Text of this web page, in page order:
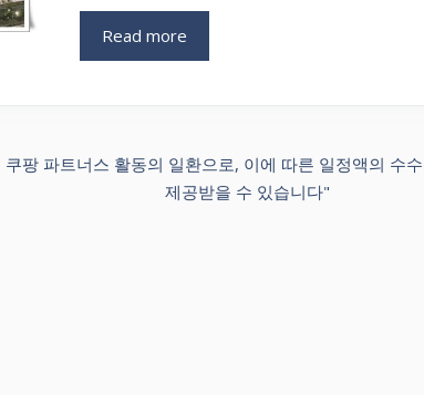
Read more
팡 파트너스 활동의 일환으로, 이에 따른 일정액의 수
제공받을 수 있습니다"